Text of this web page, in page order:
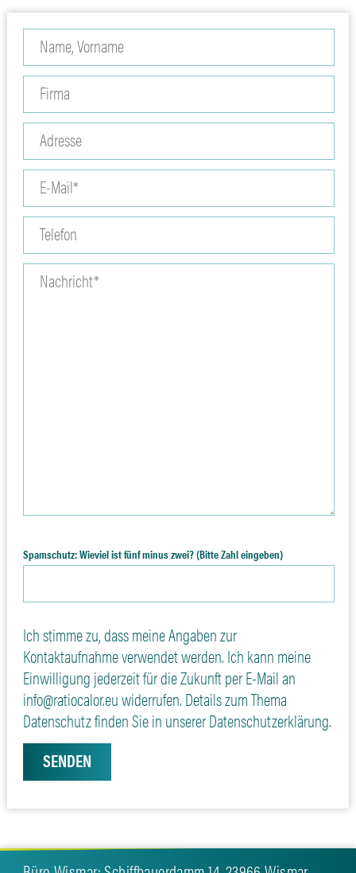
Spamschutz: Wieviel ist fünf minus zwei? (Bitte Zahl eingeben)
Ich stimme zu, dass meine Angaben zur
Kontaktaufnahme verwendet werden. Ich kann meine
Einwilligung jederzeit für die Zukunft per E-Mail an
info@ratiocalor.eu widerrufen. Details zum Thema
Datenschutz finden Sie in unserer Datenschutzerklärung.